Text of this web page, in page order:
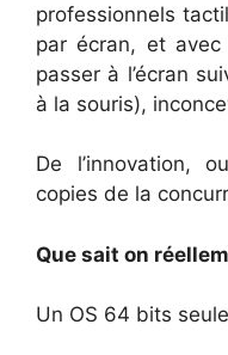
professionnels
par écran, et avec
passer à l’écran
à la souris),
De l’innovation,
copies de la
Que sait on
Un OS 64 bits